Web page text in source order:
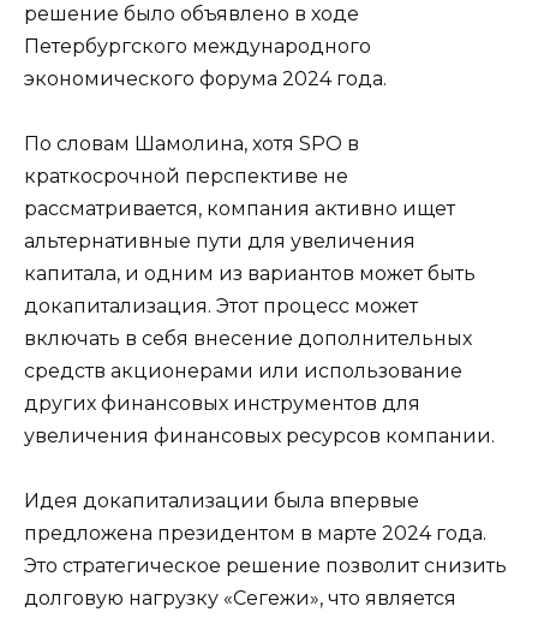
решение было объявлено в ходе
Петербургского международного
экономического форума 2024 года.
По словам Шамолина, хотя SPO в
краткосрочной перспективе не
рассматривается, компания активно ищет
альтернативные пути для увеличения
капитала, и одним из вариантов может быть
докапитализация. Этот процесс может
включать в себя внесение дополнительных
средств акционерами или использование
других финансовых инструментов для
увеличения финансовых ресурсов компании.
Идея докапитализации была впервые
предложена президентом в марте 2024 года.
Это стратегическое решение позволит снизить
долговую нагрузку «Сегежи», что является